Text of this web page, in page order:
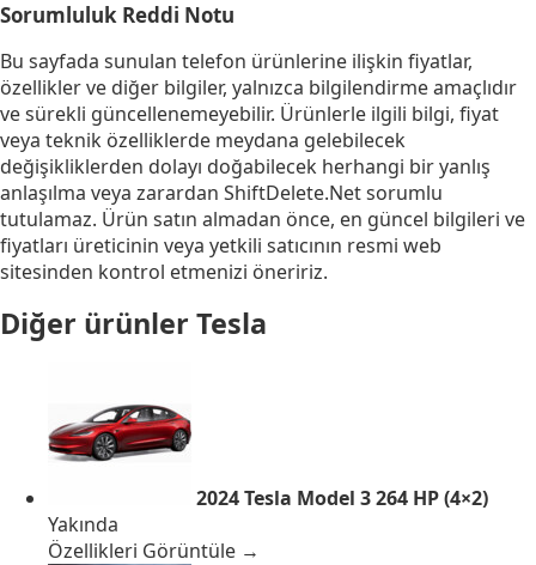
Sorumluluk Reddi Notu
Bu sayfada sunulan telefon ürünlerine ilişkin fiyatlar,
özellikler ve diğer bilgiler, yalnızca bilgilendirme amaçlıdır
ve sürekli güncellenemeyebilir. Ürünlerle ilgili bilgi, fiyat
veya teknik özelliklerde meydana gelebilecek
değişikliklerden dolayı doğabilecek herhangi bir yanlış
anlaşılma veya zarardan ShiftDelete.Net sorumlu
tutulamaz. Ürün satın almadan önce, en güncel bilgileri ve
fiyatları üreticinin veya yetkili satıcının resmi web
sitesinden kontrol etmenizi öneririz.
Diğer ürünler Tesla
2024 Tesla Model 3 264 HP (4×2)
Yakında
Özellikleri Görüntüle →